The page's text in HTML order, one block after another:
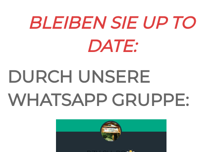
BLEIBEN SIE UP TO
DATE:
DURCH UNSERE
WHATSAPP GRUPPE: